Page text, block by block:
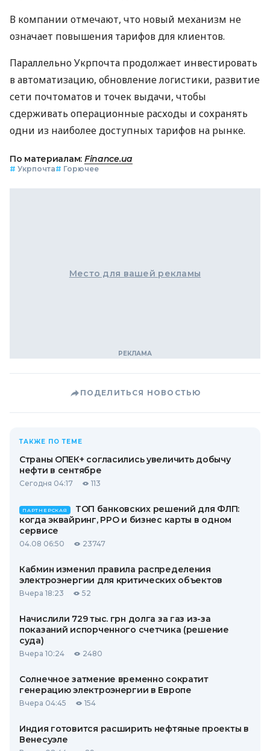
В компании отмечают, что новый механизм не
означает повышения тарифов для клиентов.
Параллельно Укрпочта продолжает инвестировать
в автоматизацию, обновление логистики, развитие
сети почтоматов и точек выдачи, чтобы
сдерживать операционные расходы и сохранять
одни из наиболее доступных тарифов на рынке.
По материалам: Finance.ua
# Укрпочта# Горючее
Место для вашей рекламы
ПОДЕЛИТЬСЯ НОВОСТЬЮ
ТАКЖЕ ПО ТЕМЕ
Страны ОПЕК+ согласились увеличить добычу
нефти в сентябре
Сегодня 04:17 113
ПАРТНЕРСКАЯ
ТОП банковских решений для ФЛП:
когда эквайринг, РРО и бизнес карты в одном
сервисе
04.08 06:50 23747
Кабмин изменил правила распределения
электроэнергии для критических объектов
Вчера 18:23 52
Начислили 729 тыс. грн долга за газ из-за
показаний испорченного счетчика (решение
суда)
Вчера 10:24 2480
Солнечное затмение временно сократит
генерацию электроэнергии в Европе
Вчера 04:45 154
Индия готовится расширить нефтяные проекты в
Венесуэле